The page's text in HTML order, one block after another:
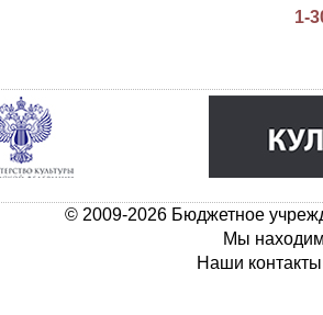
1-
© 2009-2026 Бюджетное
Мы
Наши